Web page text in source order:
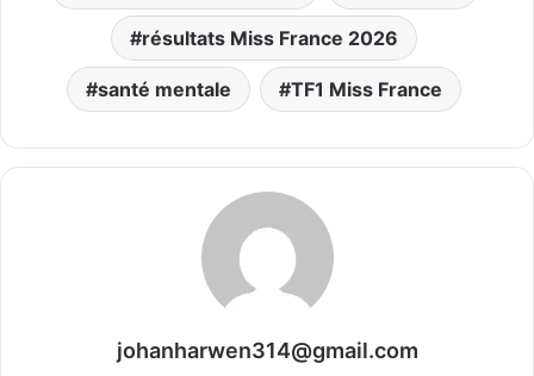
résultats Miss France 2026
santé mentale TF1 Miss France
johanharwen314@gmail.com